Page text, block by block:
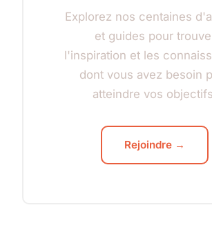
Explorez nos centaines
et guides pour
l'inspiration et les
dont vous avez besoin
atteindre vos
Rejoindre →